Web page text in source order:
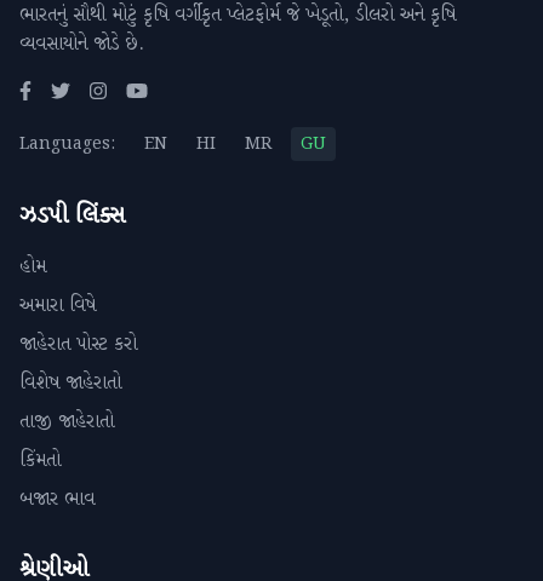
ભારતનું સૌથી મોટું કૃષિ વર્ગીકૃત પ્લેટફોર્મ જે ખેડૂતો, ડીલરો અને કૃષિ
વ્યવસાયોને જોડે છે.
Languages: EN HI MR GU
ઝડપી લિંક્સ
હોમ
અમારા વિષે
જાહેરાત પોસ્ટ કરો
વિશેષ જાહેરાતો
તાજી જાહેરાતો
કિંમતો
બજાર ભાવ
શ્રેણીઓ